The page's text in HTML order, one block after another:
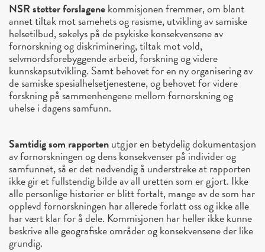
NSR støtter forslagenekommisjonen fremmer, om blant
annet tiltak mot samehets og rasisme, utvikling av samiske
helsetilbud, søkelys på de psykiske konsekvensene av
fornorskning og diskriminering, tiltak mot vold,
selvmordsforebyggende arbeid, forskning og videre
kunnskapsutvikling. Samt behovet for en ny organisering av
de samiske spesialhelsetjenestene, og behovet for videre
forskning på sammenhengene mellom fornorskning og
uhelse i dagens samfunn.
Samtidig som rapportenutgjør en betydelig dokumentasjon
av fornorskningen og dens konsekvenser på individer og
samfunnet, så er det nødvendig å understreke at rapporten
ikke gir et fullstendig bilde av all uretten som er gjort. Ikke
alle personlige historier er blitt fortalt, mange av de som har
opplevd fornorskningen har allerede forlatt oss og ikke alle
har vært klar for å dele. Kommisjonen har heller ikke kunne
beskrive alle geografiske områder og konsekvensene der like
grundig.